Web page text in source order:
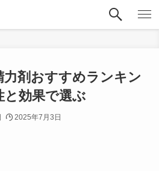
力剤おすすめランキン
と効果で選ぶ
2025年7月3日